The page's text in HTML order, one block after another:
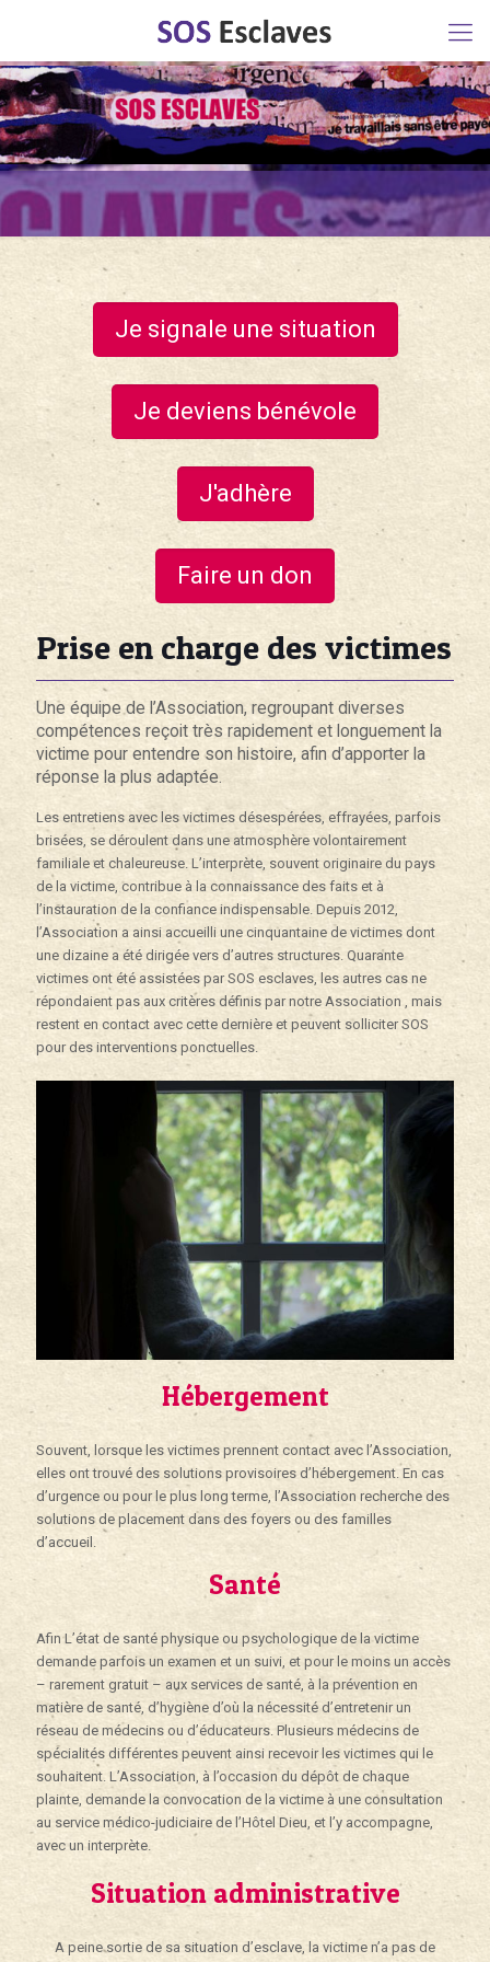
Je signale une situation
Je deviens bénévole
J'adhère
Faire un don
Prise en charge des victimes
Une équipe de l’Association, regroupant diverses
compétences reçoit très rapidement et longuement la
victime pour entendre son histoire, afin d’apporter la
réponse la plus adaptée.
Les entretiens avec les victimes désespérées, effrayées, parfois
brisées, se déroulent dans une atmosphère volontairement
familiale et chaleureuse. L’interprète, souvent originaire du pays
de la victime, contribue à la connaissance des faits et à
l’instauration de la confiance indispensable. Depuis 2012,
l’Association a ainsi accueilli une cinquantaine de victimes dont
une dizaine a été dirigée vers d’autres structures. Quarante
victimes ont été assistées par SOS esclaves, les autres cas ne
répondaient pas aux critères définis par notre Association , mais
restent en contact avec cette dernière et peuvent solliciter SOS
pour des interventions ponctuelles.
Hébergement
Souvent, lorsque les victimes prennent contact avec l’Association,
elles ont trouvé des solutions provisoires d’hébergement. En cas
d’urgence ou pour le plus long terme, l’Association recherche des
solutions de placement dans des foyers ou des familles
d’accueil.
Santé
Afin L’état de santé physique ou psychologique de la victime
demande parfois un examen et un suivi, et pour le moins un accès
– rarement gratuit – aux services de santé, à la prévention en
matière de santé, d’hygiène d’où la nécessité d’entretenir un
réseau de médecins ou d’éducateurs. Plusieurs médecins de
spécialités différentes peuvent ainsi recevoir les victimes qui le
souhaitent. L’Association, à l’occasion du dépôt de chaque
plainte, demande la convocation de la victime à une consultation
au service médico-judiciaire de l’Hôtel Dieu, et l’y accompagne,
avec un interprète.
Situation administrative
A peine sortie de sa situation d’esclave, la victime n’a pas de